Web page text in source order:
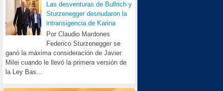
Las desventuras de Bullrich y
Sturzenegger desnudaron la
intransigencia de Karina
Por Claudio Mardones
Federico Sturzenegger se
ganó la máxima consideración de Javier
Milei cuando le llevó la primera versión de
la Ley Bas...